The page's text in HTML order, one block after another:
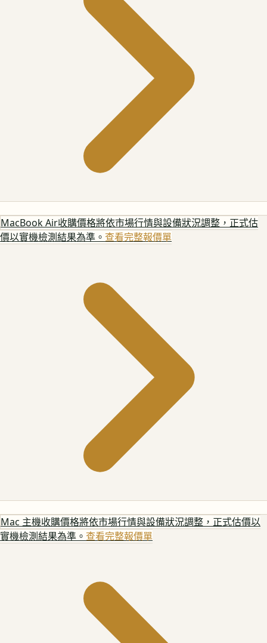
MacBook Air收購價格將依市場行情與設備狀況調整，正式估
價以實機檢測結果為準。 查看完整報價單
Mac 主機收購價格將依市場行情與設備狀況調整，正式估價以
實機檢測結果為準。 查看完整報價單